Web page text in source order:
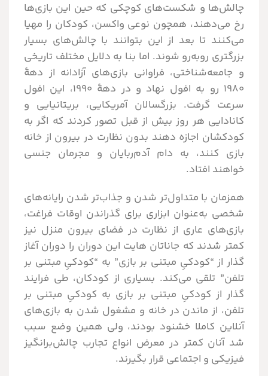
چالش‌ها و شکست‌های کوچکی که حین این بازی‌ها
رخ می‌دهند، همچون نوعی واکسن، کودکان را مهیا
می‌کنند تا بعد از این بتوانند با چالش‌های بسیار
بزرگتری روبه‌رو شوند. اما بنا به دلایل مختلف تاریخی
و جامعه‌شناختی، فراوانی بازی‌های آزادانه از دهۀ
۱۹۸۰ رو به افول نهاد و در دهۀ ۱۹۹۰، این افول
سرعت گرفت. بزرگسالان آمریکایی، بریتانیایی و
کانادایی هر روز بیش از قبل تصور کردند که اگر به
کودکشان اجازه دهند بدون نظارت در بیرون از خانه
بازی کنند، به دام آدم‌ربایان و مجرمان جنسی
خواهند افتاد.
همزمان با متداول‌تر شدن و جذاب‌تر شدن رایانه‌های
شخصی به‌عنوان ابزاری برای گذراندن اوقات فراغت،
بازی‌های عاری از نظارت در فضای بیرون منزل نیز
کمتر شدند که جاناتان هایت این دوران را دوران آغاز
گذار از “کودکیِ مبتنی بر بازی” به “کودکیِ مبتنی بر
تلفن” تلقی می‌کند. بسیاری از کودکان، طی فرایند
گذار از کودکیِ مبتنی بر بازی به کودکیِ مبتنی بر
تلفن، از ماندن در خانه و مشغول شدن به بازی‌های
آنلاین کاملا خشنود بودند، ولی همین وضع سبب
شد آنان کمتر در معرض انواع تجارب چالش‌برانگیز
فیزیکی و اجتماعی قرار بگیرند.